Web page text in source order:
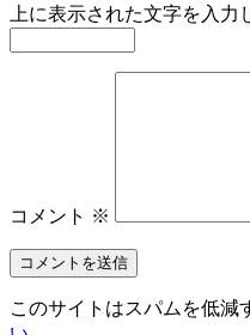
上に表示された文字を入力
コメント ※
このサイトはスパムを低減